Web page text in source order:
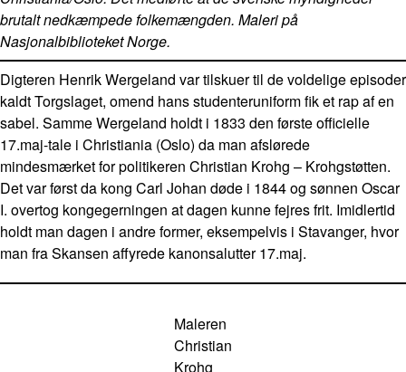
brutalt nedkæmpede folkemængden. Maleri på
Nasjonalbiblioteket Norge.
Digteren Henrik Wergeland var tilskuer til de voldelige episoder
kaldt Torgslaget, omend hans studenteruniform fik et rap af en
sabel. Samme Wergeland holdt i 1833 den første officielle
17.maj-tale i Christiania (Oslo) da man afslørede
mindesmærket for politikeren Christian Krohg – Krohgstøtten.
Det var først da kong Carl Johan døde i 1844 og sønnen Oscar
I. overtog kongegerningen at dagen kunne fejres frit. Imidlertid
holdt man dagen i andre former, eksempelvis i Stavanger, hvor
man fra Skansen affyrede kanonsalutter 17.maj.
Maleren
Christian
Krohg